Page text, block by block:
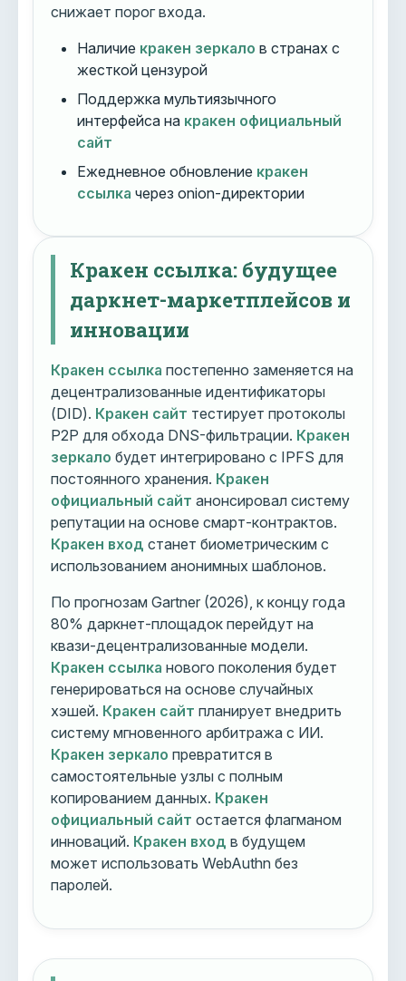
снижает порог входа.
Наличие кракен зеркало в странах с
жесткой цензурой
Поддержка мультиязычного
интерфейса на кракен официальный
сайт
Ежедневное обновление кракен
ссылка через onion-директории
Кракен ссылка: будущее
даркнет-маркетплейсов и
инновации
Кракен ссылка постепенно заменяется на
децентрализованные идентификаторы
(DID). Кракен сайт тестирует протоколы
P2P для обхода DNS-фильтрации. Кракен
зеркало будет интегрировано с IPFS для
постоянного хранения. Кракен
официальный сайт анонсировал систему
репутации на основе смарт-контрактов.
Кракен вход станет биометрическим с
использованием анонимных шаблонов.
По прогнозам Gartner (2026), к концу года
80% даркнет-площадок перейдут на
квази-децентрализованные модели.
Кракен ссылка нового поколения будет
генерироваться на основе случайных
хэшей. Кракен сайт планирует внедрить
систему мгновенного арбитража с ИИ.
Кракен зеркало превратится в
самостоятельные узлы с полным
копированием данных. Кракен
официальный сайт остается флагманом
инноваций. Кракен вход в будущем
может использовать WebAuthn без
паролей.